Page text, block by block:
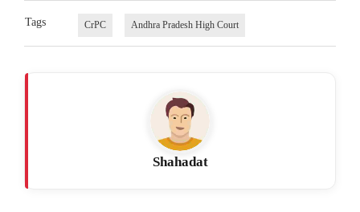
Tags CrPC Andhra Pradesh High Court
Shahadat